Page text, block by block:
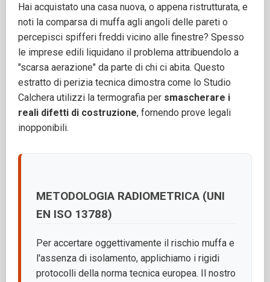
Hai acquistato una casa nuova, o appena ristrutturata, e
noti la comparsa di muffa agli angoli delle pareti o
percepisci spifferi freddi vicino alle finestre? Spesso
le imprese edili liquidano il problema attribuendolo a
"scarsa aerazione" da parte di chi ci abita. Questo
estratto di perizia tecnica dimostra come lo Studio
Calchera utilizzi la termografia per smascherare i
reali difetti di costruzione, fornendo prove legali
inopponibili.
METODOLOGIA RADIOMETRICA (UNI
EN ISO 13788)
Per accertare oggettivamente il rischio muffa e
l'assenza di isolamento, applichiamo i rigidi
protocolli della norma tecnica europea. Il nostro